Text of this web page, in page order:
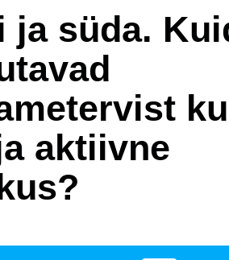
ja süda.
aktiivne